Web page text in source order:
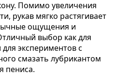
Помимо увеличения
рукав мягко растягивает
ощущения и
выбор как для
экспериментов с
смазать лубрикантом
пениса.